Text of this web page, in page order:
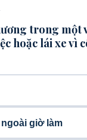
trong một
hoặc lái xe vì
giờ làm